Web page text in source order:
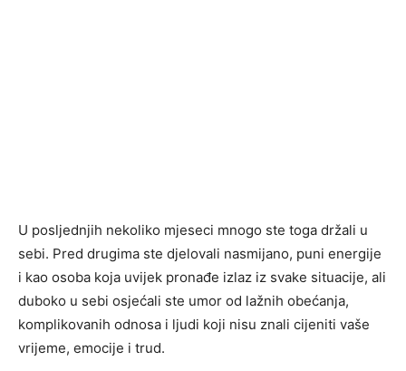
U posljednjih nekoliko mjeseci mnogo ste toga držali u
sebi. Pred drugima ste djelovali nasmijano, puni energije
i kao osoba koja uvijek pronađe izlaz iz svake situacije, ali
duboko u sebi osjećali ste umor od lažnih obećanja,
komplikovanih odnosa i ljudi koji nisu znali cijeniti vaše
vrijeme, emocije i trud.